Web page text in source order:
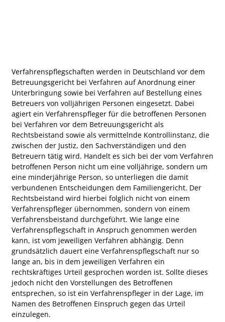
Verfahrenspflegschaften werden in Deutschland vor dem
Betreuungsgericht bei Verfahren auf Anordnung einer
Unterbringung sowie bei Verfahren auf Bestellung eines
Betreuers von volljährigen Personen eingesetzt. Dabei
agiert ein Verfahrenspfleger für die betroffenen Personen
bei Verfahren vor dem Betreuungsgericht als
Rechtsbeistand sowie als vermittelnde Kontrollinstanz, die
zwischen der Justiz, den Sachverständigen und den
Betreuern tätig wird. Handelt es sich bei der vom Verfahren
betroffenen Person nicht um eine volljährige, sondern um
eine minderjährige Person, so unterliegen die damit
verbundenen Entscheidungen dem Familiengericht. Der
Rechtsbeistand wird hierbei folglich nicht von einem
Verfahrenspfleger übernommen, sondern von einem
Verfahrensbeistand durchgeführt. Wie lange eine
Verfahrenspflegschaft in Anspruch genommen werden
kann, ist vom jeweiligen Verfahren abhängig. Denn
grundsätzlich dauert eine Verfahrenspflegschaft nur so
lange an, bis in dem jeweiligen Verfahren ein
rechtskräftiges Urteil gesprochen worden ist. Sollte dieses
jedoch nicht den Vorstellungen des Betroffenen
entsprechen, so ist ein Verfahrenspfleger in der Lage, im
Namen des Betroffenen Einspruch gegen das Urteil
einzulegen.